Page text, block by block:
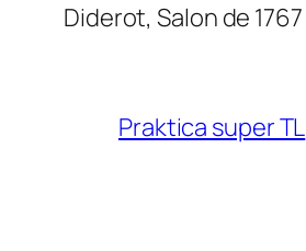
Diderot,Salon de 1767
Praktica super TL